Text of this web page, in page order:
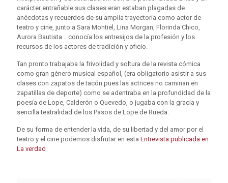
carácter entrañable sus clases eran estaban plagadas de
anécdotas y recuerdos de su amplia trayectoria como actor de
teatro y cine, junto a Sara Montiel, Lina Morgan, Florinda Chico,
Aurora Bautista... conocía los entresijos de la profesión y los
recursos de los actores de tradición y oficio.
Tan pronto trabajaba la frivolidad y soltura de la revista cómica
como gran género musical español, (era obligatorio asistir a sus
clases con zapatos de tacón pues las actrices no caminan en
zapatillas de deporte) como se adentraba en la profundidad de la
poesía de Lope, Calderón o Quevedo, o jugaba con la gracia y
sencilla teatralidad de los Pasos de Lope de Rueda.
De su forma de entender la vida, de su libertad y del amor por el
teatro y el cine podemos disfrutar en esta Entrevista publicada en
La verdad